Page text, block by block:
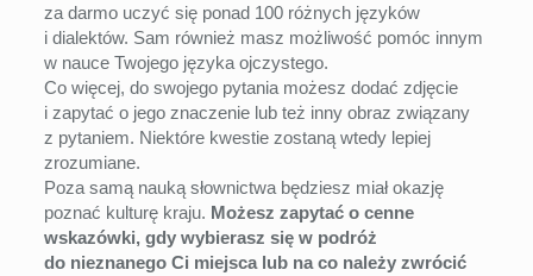
za darmo uczyć się ponad 100 różnych języków
i dialektów. Sam również masz możliwość pomóc innym
w nauce Twojego języka ojczystego.
Co więcej, do swojego pytania możesz dodać zdjęcie
i zapytać o jego znaczenie lub też inny obraz związany
z pytaniem. Niektóre kwestie zostaną wtedy lepiej
zrozumiane.
Poza samą nauką słownictwa będziesz miał okazję
poznać kulturę kraju. Możesz zapytać o cenne
wskazówki, gdy wybierasz się w podróż
do nieznanego Ci miejsca lub na co należy zwrócić